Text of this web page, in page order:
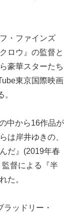
・ファインズ
ロウ』の監督と
豪華スターたち
東京国際映画
中から16作品が
は岸井ゆきの、
だ』(2019年春
督による『半
た。
ッドリー・